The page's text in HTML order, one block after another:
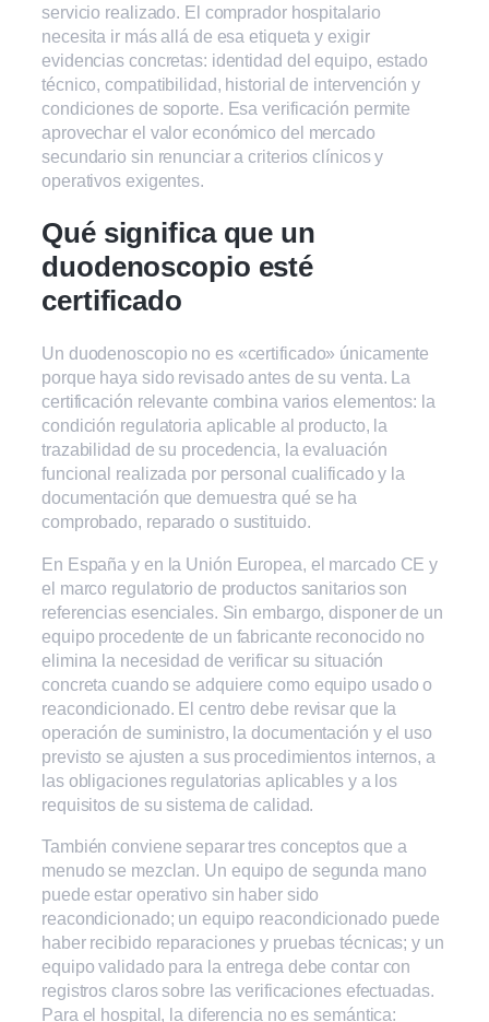
servicio realizado. El comprador hospitalario
necesita ir más allá de esa etiqueta y exigir
evidencias concretas: identidad del equipo, estado
técnico, compatibilidad, historial de intervención y
condiciones de soporte. Esa verificación permite
aprovechar el valor económico del mercado
secundario sin renunciar a criterios clínicos y
operativos exigentes.
Qué significa que un
duodenoscopio esté
certificado
Un duodenoscopio no es «certificado» únicamente
porque haya sido revisado antes de su venta. La
certificación relevante combina varios elementos: la
condición regulatoria aplicable al producto, la
trazabilidad de su procedencia, la evaluación
funcional realizada por personal cualificado y la
documentación que demuestra qué se ha
comprobado, reparado o sustituido.
En España y en la Unión Europea, el marcado CE y
el marco regulatorio de productos sanitarios son
referencias esenciales. Sin embargo, disponer de un
equipo procedente de un fabricante reconocido no
elimina la necesidad de verificar su situación
concreta cuando se adquiere como equipo usado o
reacondicionado. El centro debe revisar que la
operación de suministro, la documentación y el uso
previsto se ajusten a sus procedimientos internos, a
las obligaciones regulatorias aplicables y a los
requisitos de su sistema de calidad.
También conviene separar tres conceptos que a
menudo se mezclan. Un equipo de segunda mano
puede estar operativo sin haber sido
reacondicionado; un equipo reacondicionado puede
haber recibido reparaciones y pruebas técnicas; y un
equipo validado para la entrega debe contar con
registros claros sobre las verificaciones efectuadas.
Para el hospital, la diferencia no es semántica: